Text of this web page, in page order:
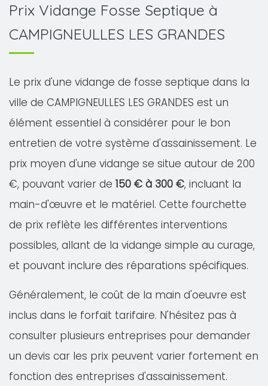
Prix Vidange Fosse Septique à
CAMPIGNEULLES LES GRANDES
Le prix d'une vidange de fosse septique dans la
ville de CAMPIGNEULLES LES GRANDES est un
élément essentiel à considérer pour le bon
entretien de votre système d'assainissement. Le
prix moyen d'une vidange se situe autour de 200
€, pouvant varier de 150 € à 300 €, incluant la
main-d'œuvre et le matériel. Cette fourchette
de prix reflète les différentes interventions
possibles, allant de la vidange simple au curage,
et pouvant inclure des réparations spécifiques.
Généralement, le coût de la main d'oeuvre est
inclus dans le forfait tarifaire. N'hésitez pas à
consulter plusieurs entreprises pour demander
un devis car les prix peuvent varier fortement en
fonction des entreprises d'assainissement.